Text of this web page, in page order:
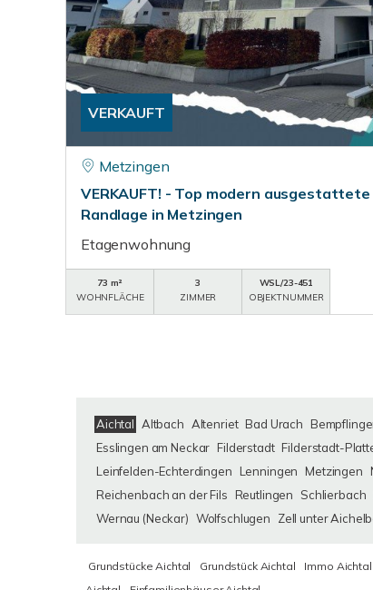
VERKAUFT
Metzingen
VERKAUFT! - Top modern
Randlage in Metzingen
Etagenwohnung
73 m²
WOHNFLÄCHE
3
ZIMMER
WSL/23-451
OBJEKTNUMMER
Aichtal Altbach Altenriet Bad Urach
Esslingen am Neckar Filderstadt Filderstadt-
Leinfelden-Echterdingen
Lenningen Metzingen
Reichenbach an der Fils
Reutlingen Schlierbach
Wernau (Neckar) Wolfschlugen Zell unter
Grundstücke Aichtal Grundstück Aichtal Immo Aichtal